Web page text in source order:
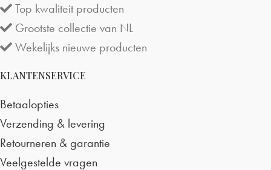
Top kwaliteit producten
Grootste collectie van NL
Wekelijks nieuwe producten
KLANTENSERVICE
Betaalopties
Verzending & levering
Retourneren & garantie
Veelgestelde vragen